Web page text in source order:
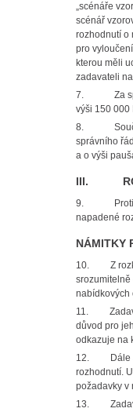
„scénáře
scénář
rozhodnutí o
pro
kterou měli
zadavateli
7.
Za
výši 150 000
8.
správního
a o výši
III.
9.
napadené
NÁMITKY
10.
Z
srozumitelně
nabídkových
11.
důvod pro
odkazuje na
12.
rozhodnutí.
požadavky v
13.